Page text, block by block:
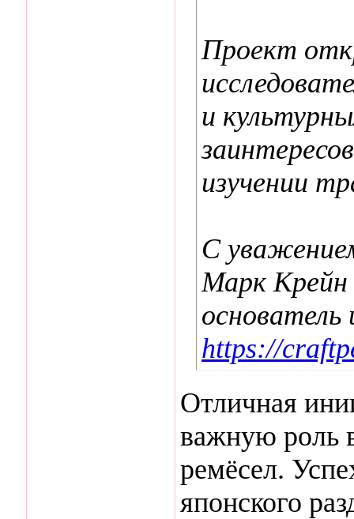
Проект
и
изучении
С
Марк Крейн
https://
Отличная
важную роль
ремёсел.
японского